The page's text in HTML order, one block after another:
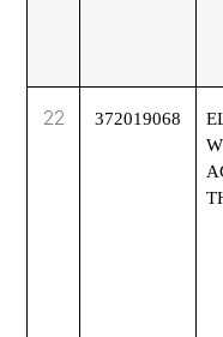
22 372019068